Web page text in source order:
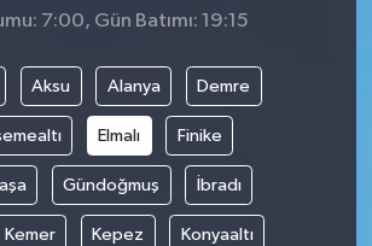
7:00, Gün Batımı: 19:15
Aksu Alanya Demre
Elmalı Finike
Gündoğmuş İbradı
Kemer Kepez Konyaaltı